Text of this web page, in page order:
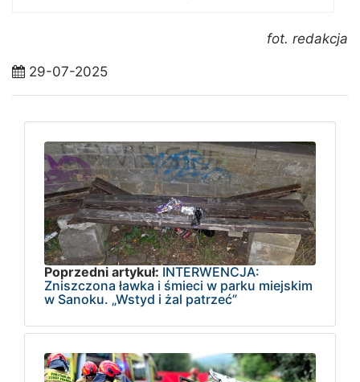
fot. redakcja
29-07-2025
Poprzedni artykuł: INTERWENCJA:
Zniszczona ławka i śmieci w parku miejskim
w Sanoku. „Wstyd i żal patrzeć”